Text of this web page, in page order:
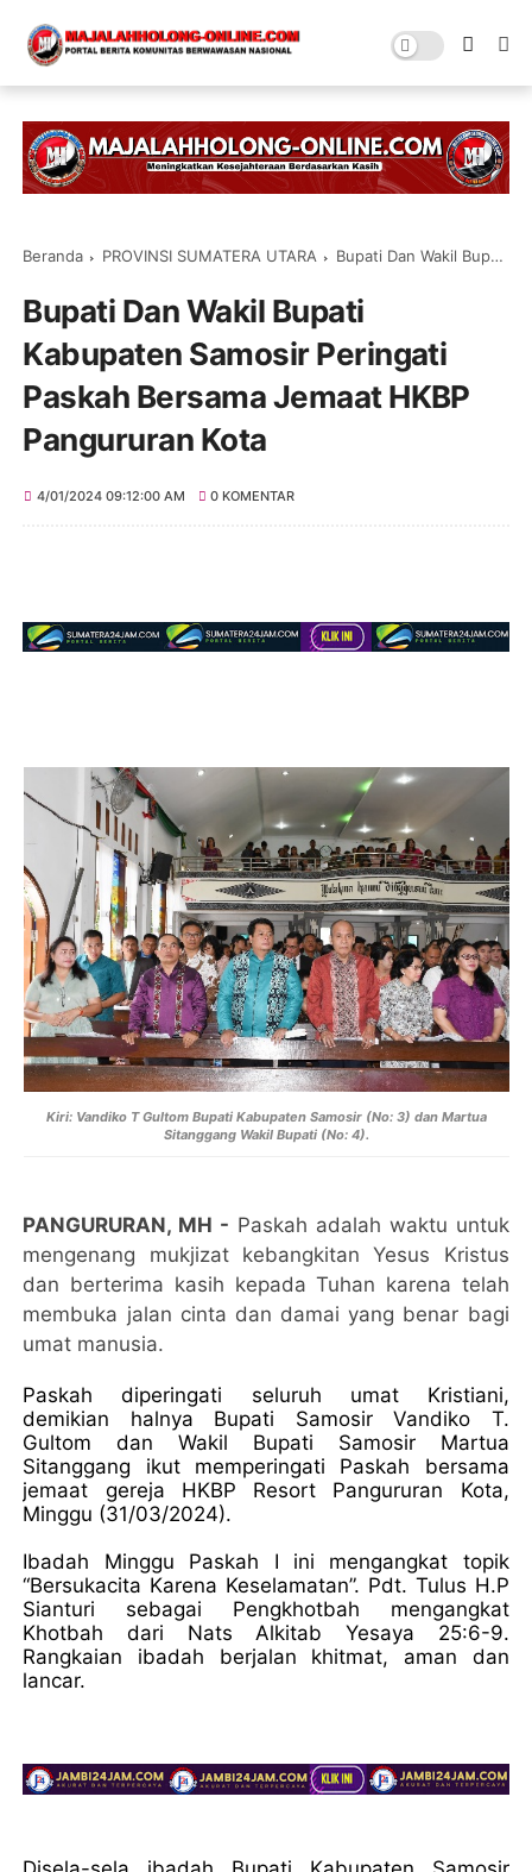
Beranda PROVINSI SUMATERA UTARA Bupati Dan Wakil Bupati Kabupaten Samosir Peringati Paskah Bersama Jemaat HKBP Pangururan Kota
Bupati Dan Wakil Bupati
Kabupaten Samosir Peringati
Paskah Bersama Jemaat HKBP
Pangururan Kota
4/01/2024 09:12:00 AM 0 KOMENTAR
Kiri: Vandiko T Gultom Bupati Kabupaten Samosir (No: 3) dan Martua
Sitanggang Wakil Bupati (No: 4).
PANGURURAN, MH - Paskah adalah waktu untuk
mengenang mukjizat kebangkitan Yesus Kristus
dan berterima kasih kepada Tuhan karena telah
membuka jalan cinta dan damai yang benar bagi
umat manusia.
Paskah diperingati seluruh umat Kristiani,
demikian halnya Bupati Samosir Vandiko T.
Gultom dan Wakil Bupati Samosir Martua
Sitanggang ikut memperingati Paskah bersama
jemaat gereja HKBP Resort Pangururan Kota,
Minggu (31/03/2024).
Ibadah Minggu Paskah I ini mengangkat topik
“Bersukacita Karena Keselamatan”. Pdt. Tulus H.P
Sianturi sebagai Pengkhotbah mengangkat
Khotbah dari Nats Alkitab Yesaya 25:6-9.
Rangkaian ibadah berjalan khitmat, aman dan
lancar.